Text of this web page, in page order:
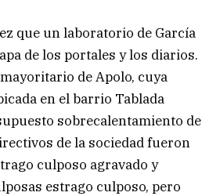
que un laboratorio de García
de los portales y los diarios.
de Apolo, cuya
en el barrio Tablada
sobrecalentamiento de
de la sociedad fueron
culposo agravado y
estrago culposo, pero